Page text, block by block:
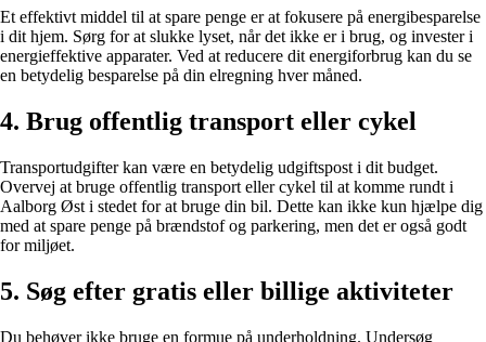
Et effektivt middel til at spare penge er at fokusere på energibesparelse
i dit hjem. Sørg for at slukke lyset, når det ikke er i brug, og invester i
energieffektive apparater. Ved at reducere dit energiforbrug kan du se
en betydelig besparelse på din elregning hver måned.
4. Brug offentlig transport eller cykel
Transportudgifter kan være en betydelig udgiftspost i dit budget.
Overvej at bruge offentlig transport eller cykel til at komme rundt i
Aalborg Øst i stedet for at bruge din bil. Dette kan ikke kun hjælpe dig
med at spare penge på brændstof og parkering, men det er også godt
for miljøet.
5. Søg efter gratis eller billige aktiviteter
Du behøver ikke bruge en formue på underholdning. Undersøg